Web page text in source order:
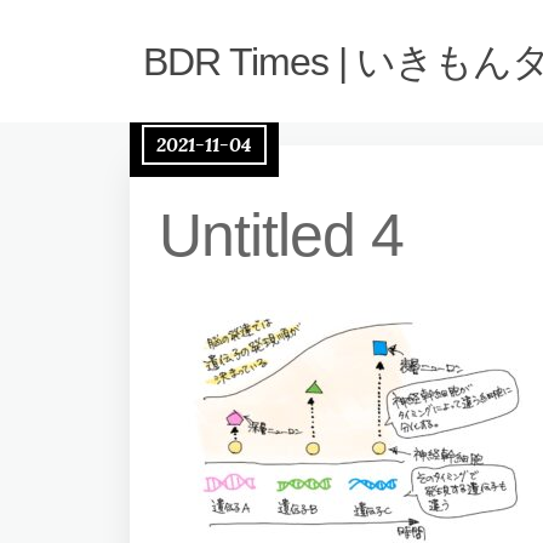
BDR Times | いきもん
2021-11-04
Untitled 4